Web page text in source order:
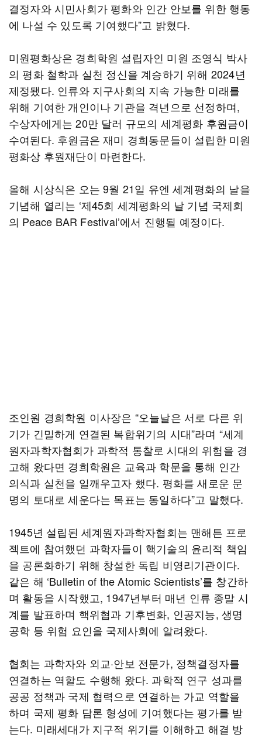
결정자와 시민사회가 평화와 인간 안보를 위한 행동
에 나설 수 있도록 기여했다”고 밝혔다.
미원평화상은 경희학원 설립자인 미원 조영식 박사
의 평화 철학과 실천 정신을 계승하기 위해 2024년
제정됐다. 인류와 지구사회의 지속 가능한 미래를
위해 기여한 개인이나 기관을 격년으로 선정하며,
수상자에게는 20만 달러 규모의 세계평화 후원금이
수여된다. 후원금은 재미 경희동문들이 설립한 미원
평화상 후원재단이 마련한다.
올해 시상식은 오는 9월 21일 유엔 세계평화의 날을
기념해 열리는 ‘제45회 세계평화의 날 기념 국제회
의 Peace BAR Festival’에서 진행될 예정이다.
조인원 경희학원 이사장은 “오늘날은 서로 다른 위
기가 긴밀하게 연결된 복합위기의 시대”라며 “세계
원자과학자협회가 과학적 통찰로 시대의 위험을 경
고해 왔다면 경희학원은 교육과 학문을 통해 인간
의식과 실천을 일깨우고자 했다. 평화를 새로운 문
명의 토대로 세운다는 목표는 동일하다”고 말했다.
1945년 설립된 세계원자과학자협회는 맨해튼 프로
젝트에 참여했던 과학자들이 핵기술의 윤리적 책임
을 공론화하기 위해 창설한 독립 비영리기관이다.
같은 해 ‘Bulletin of the Atomic Scientists’를 창간하
며 활동을 시작했고, 1947년부터 매년 인류 종말 시
계를 발표하며 핵위협과 기후변화, 인공지능, 생명
공학 등 위험 요인을 국제사회에 알려왔다.
협회는 과학자와 외교·안보 전문가, 정책결정자를
연결하는 역할도 수행해 왔다. 과학적 연구 성과를
공공 정책과 국제 협력으로 연결하는 가교 역할을
하며 국제 평화 담론 형성에 기여했다는 평가를 받
는다. 미래세대가 지구적 위기를 이해하고 해결 방